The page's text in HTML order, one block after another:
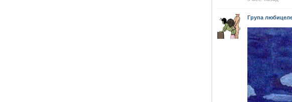
Група